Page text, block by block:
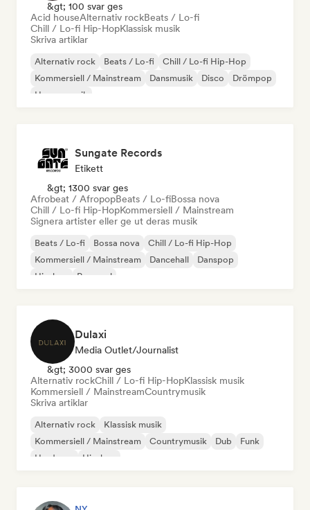
&gt; 100 svar ges
Acid houseAlternativ rockBeats / Lo-fi
Chill / Lo-fi Hip-HopKlassisk musik
Skriva artiklar
Alternativ rock Beats / Lo-fi
Chill / Lo-fi Hip-Hop
Kommersiell / Mainstream
Dansmusik Disco
Drömpop
House-musik
Sungate Records
Etikett
&gt; 1300 svar ges
Afrobeat / AfropopBeats / Lo-fiBossa nova
Chill / Lo-fi Hip-HopKommersiell / Mainstream
Signera artister eller ge ut deras musik
Beats / Lo-fi Bossa nova
Chill / Lo-fi Hip-Hop
Kommersiell / Mainstream
Dancehall
Danspop
Hip-hop
Pop soul
Dulaxi
Media Outlet/Journalist
&gt; 3000 svar ges
Alternativ rockChill / Lo-fi Hip-HopKlassisk musik
Kommersiell / MainstreamCountrymusik
Skriva artiklar
Alternativ rock
Klassisk musik
Kommersiell / Mainstream
Countrymusik Dub
Funk
Hardcore
Hip-hop